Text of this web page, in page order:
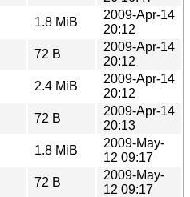
1.8 MiB
2009-Apr-14
20:12
72 B
2009-Apr-14
20:12
2.4 MiB
2009-Apr-14
20:12
72 B
2009-Apr-14
20:13
1.8 MiB
2009-May-
12 09:17
72 B
2009-May-
12 09:17